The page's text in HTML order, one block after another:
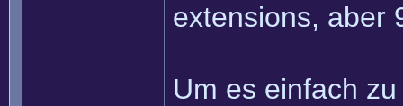
extensions, aber
Um es einfach